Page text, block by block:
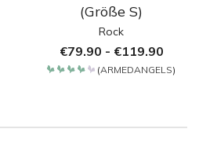
(Größe S)
Rock
€79.90 - €119.90
(ARMEDANGELS)